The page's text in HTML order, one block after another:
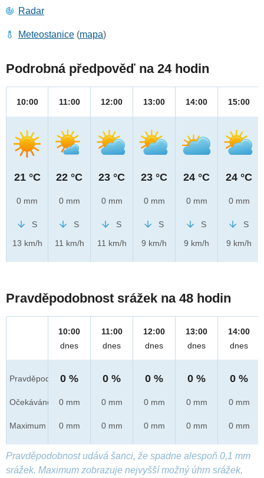
Radar
Meteostanice (mapa)
Podrobná předpověď na 24 hodin
10:00
21 °C
0 mm
S
13 km/h
11:00
22 °C
0 mm
S
11 km/h
12:00
23 °C
0 mm
S
11 km/h
13:00
23 °C
0 mm
S
9 km/h
14:00
24 °C
0 mm
S
9 km/h
15:00
24 °C
0 mm
S
9 km/h
Pravděpodobnost srážek na 48 hodin
Pravděpod.
Očekáváno
Maximum
10:00
dnes
0 %
0 mm
0 mm
11:00
dnes
0 %
0 mm
0 mm
12:00
dnes
0 %
0 mm
0 mm
13:00
dnes
0 %
0 mm
0 mm
14:00
dnes
0 %
0 mm
0 mm
Pravděpodobnost udává šanci, že spadne alespoň 0,1 mm
srážek. Maximum zobrazuje nejvyšší možný úhrn srážek,